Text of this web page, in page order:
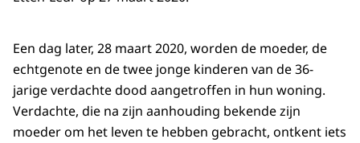
Een dag later, 28 maart 2020, worden de moeder, de
echtgenote en de twee jonge kinderen van de 36-
jarige verdachte dood aangetroffen in hun woning.
Verdachte, die na zijn aanhouding bekende zijn
moeder om het leven te hebben gebracht, ontkent iets